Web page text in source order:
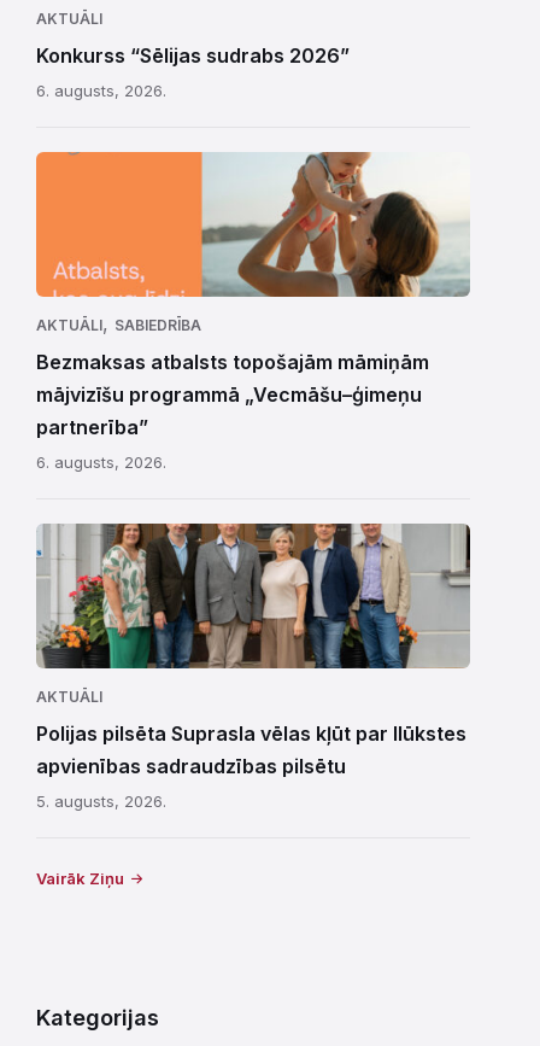
AKTUĀLI
Konkurss “Sēlijas sudrabs 2026”
6. augusts, 2026.
AKTUĀLI, SABIEDRĪBA
Bezmaksas atbalsts topošajām māmiņām
mājvizīšu programmā „Vecmāšu–ģimeņu
partnerība”
6. augusts, 2026.
AKTUĀLI
Polijas pilsēta Suprasla vēlas kļūt par Ilūkstes
apvienības sadraudzības pilsētu
5. augusts, 2026.
Vairāk Ziņu
Kategorijas